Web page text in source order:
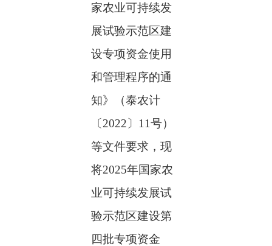
家农业可持续发
展试验示范区建
设专项资金使用
和管理程序的通
知》（泰农计
〔 2022 〕 11号）
等文件要求，现
将2025年国家农
业可持续发展试
验示范区建设第
四批专项资金